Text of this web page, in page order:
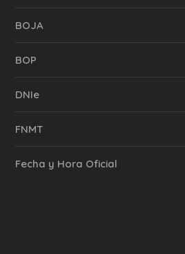
BOJA
BOP
DNIe
FNMT
Fecha y Hora Oficial